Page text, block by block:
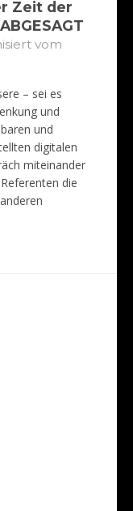
Zeit der
vom
– sei es
und
und
digitalen
miteinander
die